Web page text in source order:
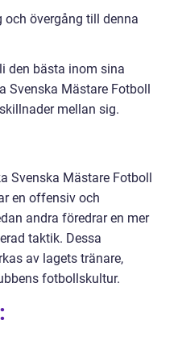
och övergång till denna
den bästa inom sina
Svenska Mästare Fotboll
mellan sig.
Svenska Mästare Fotboll
en offensiv och
andra föredrar en mer
taktik. Dessa
av lagets tränare,
fotbollskultur.